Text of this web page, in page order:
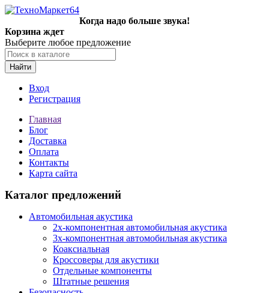
Когда надо больше звука!
Корзина ждет
Выберите любое предложение
Найти
Вход
Регистрация
Главная
Блог
Доставка
Оплата
Контакты
Карта сайта
Каталог предложений
Автомобильная акустика
2х-компонентная автомобильная акустика
3х-компонентная автомобильная акустика
Коаксиальная
Кроссоверы для акустики
Отдельные компоненты
Штатные решения